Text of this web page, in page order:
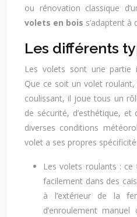
ou rénovation classique
volets en bois s’adaptent à
Les différents
Les volets sont une partie
Que ce soit un volet
coulissant, il joue tous un
de sécurité, d’esthétique,
diverses conditions
volet a ses propres
Les volets roulants :
facilement dans des
à l’extérieur de la
d’enroulement